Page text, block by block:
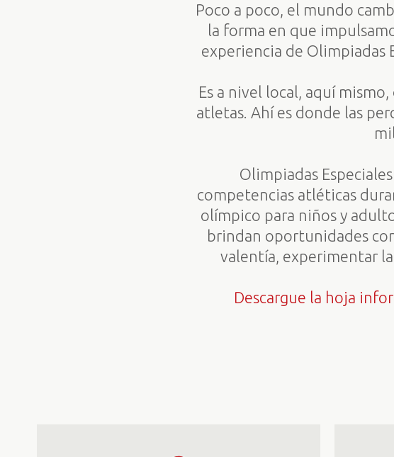
Poco a poco, el mundo
la forma en que
experiencia de Olimpiadas
Es a nivel local, aquí
atletas. Ahí es donde las
Olimpiadas
competencias atléticas
olímpico para niños y
brindan oportunidades
valentía, experimentar
Descargue la hoja